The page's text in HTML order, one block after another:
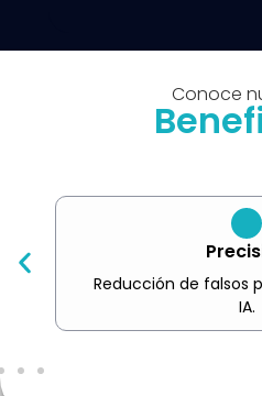
Conoce
Reducción de falsos
IA.